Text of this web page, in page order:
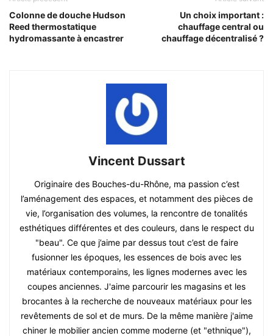
Colonne de douche Hudson
Reed thermostatique
hydromassante à encastrer
Un choix important :
chauffage central ou
chauffage décentralisé ?
Vincent Dussart
Originaire des Bouches-du-Rhône, ma passion c’est
l’aménagement des espaces, et notamment des pièces de
vie, l’organisation des volumes, la rencontre de tonalités
esthétiques différentes et des couleurs, dans le respect du
"beau". Ce que j’aime par dessus tout c’est de faire
fusionner les époques, les essences de bois avec les
matériaux contemporains, les lignes modernes avec les
coupes anciennes. J'aime parcourir les magasins et les
brocantes à la recherche de nouveaux matériaux pour les
revêtements de sol et de murs. De la même manière j'aime
chiner le mobilier ancien comme moderne (et "ethnique"),